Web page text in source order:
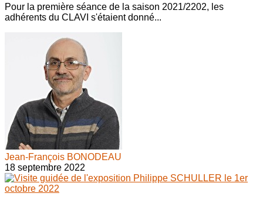
Pour la première séance de la saison 2021/2202, les
adhérents du CLAVI s'étaient donné...
Jean-François BONODEAU
18 septembre 2022